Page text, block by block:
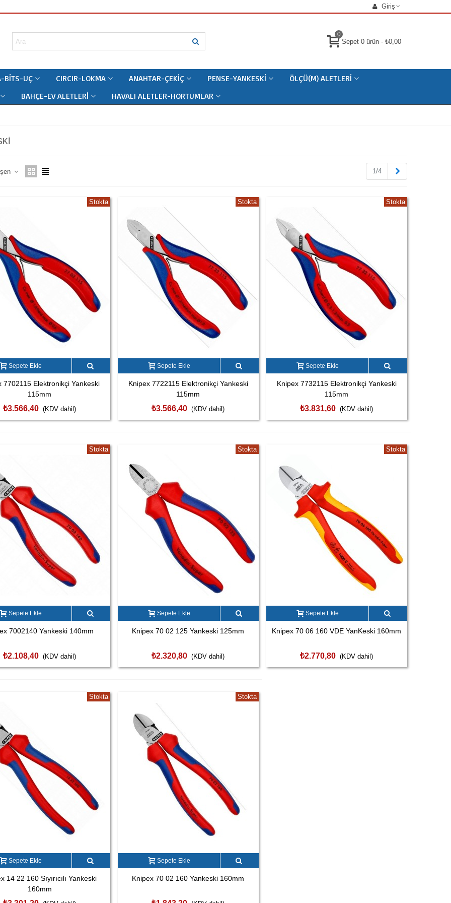
Giriş
0
Sepet 0 ürün - ₺0,00
BITS-UÇ CIRCIR-LOKMA ANAHTAR-ÇEKIÇ PENSE-YANKESKI
ÖLÇÜ(M) ALETLERI
BAHÇE-EV ALETLERI
HAVALI ALETLER-HORTUMLAR
1/4
Stokta
Sepete Ekle
7702115 Elektronikçi Yankeski
115mm
₺3.566,40 (KDV dahil)
Stokta
Sepete Ekle
Knipex 7722115 Elektronikçi Yankeski
115mm
₺3.566,40 (KDV dahil)
Stokta
Sepete Ekle
Knipex 7732115 Elektronikçi Yankeski
115mm
₺3.831,60 (KDV dahil)
Stokta
Sepete Ekle
7002140 Yankeski 140mm
₺2.108,40 (KDV dahil)
Stokta
Sepete Ekle
Knipex 70 02 125 Yankeski 125mm
₺2.320,80 (KDV dahil)
Stokta
Sepete Ekle
Knipex 70 06 160 VDE YanKeski 160mm
₺2.770,80 (KDV dahil)
Stokta
Sepete Ekle
14 22 160 Sıyırıcılı Yankeski
160mm
Stokta
Sepete Ekle
Knipex 70 02 160 Yankeski 160mm